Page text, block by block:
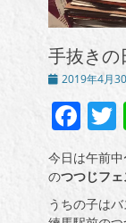
手抜きの
投
日
2019年4月
今日は午前
のつつじフェ
うちの子は